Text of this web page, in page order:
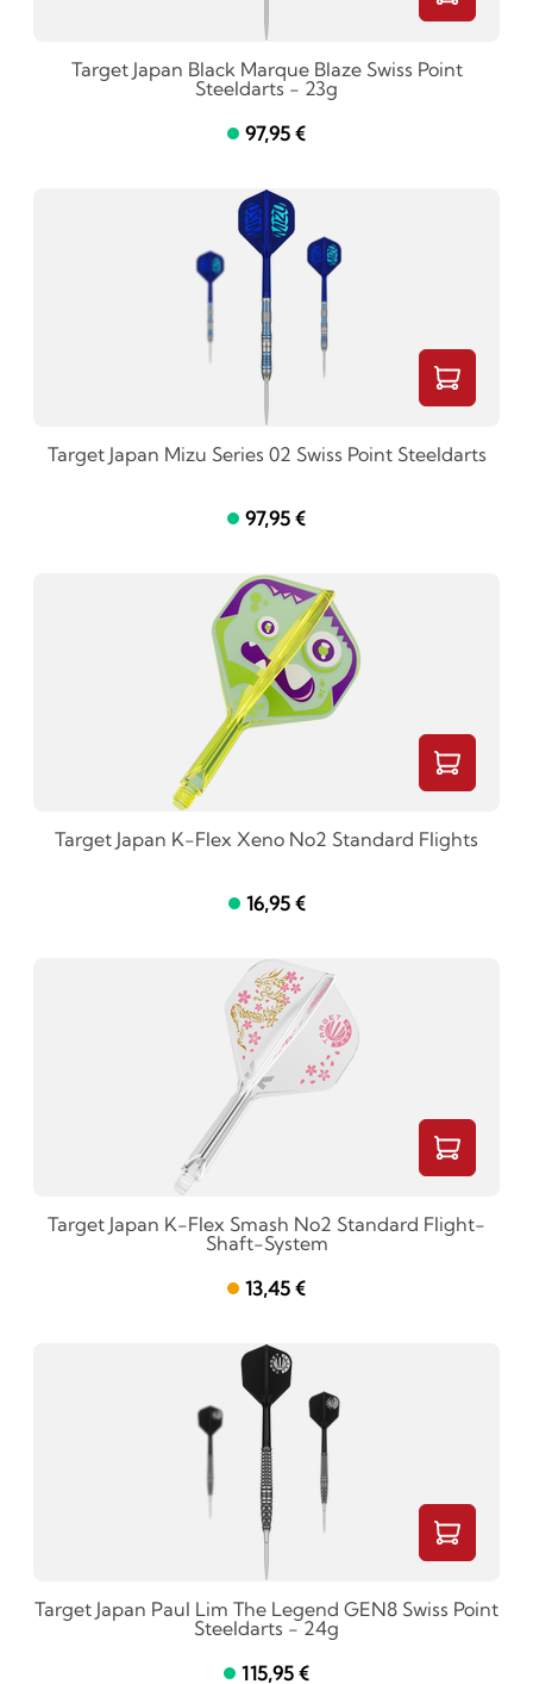
Target Japan Black Marque Blaze Swiss Point
Steeldarts - 23g
97,95 €
Target Japan Mizu Series 02 Swiss Point Steeldarts
97,95 €
Target Japan K-Flex Xeno No2 Standard Flights
16,95 €
Target Japan K-Flex Smash No2 Standard Flight-
Shaft-System
13,45 €
Target Japan Paul Lim The Legend GEN8 Swiss Point
Steeldarts - 24g
115,95 €